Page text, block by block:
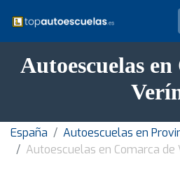
Autoescuelas
España
Autoescuelas en
Autoescuelas en Comarca de